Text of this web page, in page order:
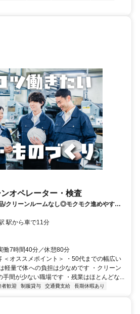
オペレーター・検査
/クリーンルームなし◎モクモク進めやすい
駅から車で11分
働7時間40分／休憩80分
＜オススメポイント＞ ・50代までの幅広い
軽量で体への負担は少なめです ・クリーン
間が少ない職場です ・残業はほとんどな...
者歓迎 制服貸与 交通費支給 長期休暇あり